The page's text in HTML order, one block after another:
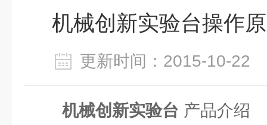
机械创新实验台操作
更新时间：2015-10-
机械创新实验台 产品介绍